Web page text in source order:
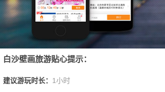
白沙壁画旅游贴心提示：
建议游玩时长： 1小时